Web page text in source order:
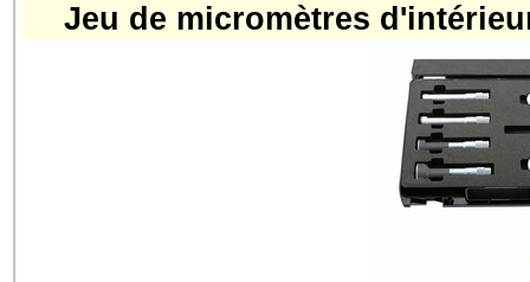
Jeu de micromètres